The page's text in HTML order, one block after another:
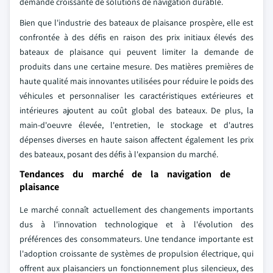
Bien que l'industrie des bateaux de plaisance prospère, elle est
confrontée à des défis en raison des prix initiaux élevés des
bateaux de plaisance qui peuvent limiter la demande de
produits dans une certaine mesure. Des matières premières de
haute qualité mais innovantes utilisées pour réduire le poids des
véhicules et personnaliser les caractéristiques extérieures et
intérieures ajoutent au coût global des bateaux. De plus, la
main-d'oeuvre élevée, l'entretien, le stockage et d'autres
dépenses diverses en haute saison affectent également les prix
des bateaux, posant des défis à l'expansion du marché.
Tendances du marché de la navigation de
plaisance
Le marché connaît actuellement des changements importants
dus à l'innovation technologique et à l'évolution des
préférences des consommateurs. Une tendance importante est
l'adoption croissante de systèmes de propulsion électrique, qui
offrent aux plaisanciers un fonctionnement plus silencieux, des